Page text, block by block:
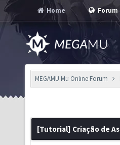
Home Forum
MEGAMU Mu Online Forum
[Tutorial] Criação de